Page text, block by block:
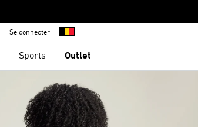
Se connecter
Sports Outlet